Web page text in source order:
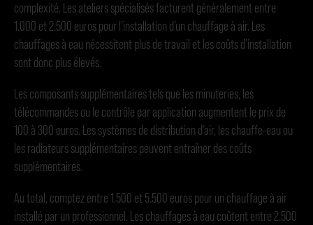
complexité. Les ateliers spécialisés facturent généralement entre
1.000 et 2.500 euros pour l’installation d’un chauffage à air. Les
chauffages à eau nécessitent plus de travail et les coûts d’installation
sont donc plus élevés.
Les composants supplémentaires tels que les minuteries, les
télécommandes ou le contrôle par application augmentent le prix de
100 à 300 euros. Les systèmes de distribution d’air, les chauffe-eau ou
les radiateurs supplémentaires peuvent entraîner des coûts
supplémentaires.
Au total, comptez entre 1.500 et 5.500 euros pour un chauffage à air
installé par un professionnel. Les chauffages à eau coûtent entre 2.500